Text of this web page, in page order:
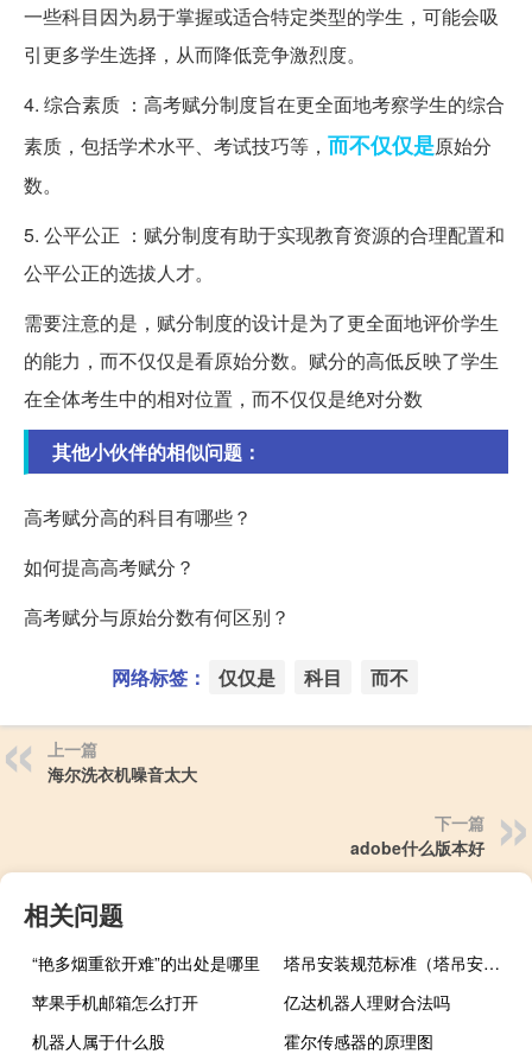
一些科目因为易于掌握或适合特定类型的学生，可能会吸
引更多学生选择，从而降低竞争激烈度。
4. 综合素质 ：高考赋分制度旨在更全面地考察学生的综合
素质，包括学术水平、考试技巧等， 而不仅仅是原始分
数。
5. 公平公正 ：赋分制度有助于实现教育资源的合理配置和
公平公正的选拔人才。
需要注意的是，赋分制度的设计是为了更全面地评价学生
的能力，而不仅仅是看原始分数。赋分的高低反映了学生
在全体考生中的相对位置，而不仅仅是绝对分数
其他小伙伴的相似问题：
高考赋分高的科目有哪些？
如何提高高考赋分？
高考赋分与原始分数有何区别？
网络标签： 仅仅是 科目 而不
上一篇
海尔洗衣机噪音太大
下一篇
adobe什么版本好
相关问题
“艳多烟重欲开难”的出处是哪里
塔吊安装规范标准（塔吊安装规范）
苹果手机邮箱怎么打开
亿达机器人理财合法吗
机器人属于什么股
霍尔传感器的原理图